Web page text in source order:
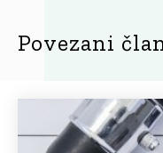
Povezani